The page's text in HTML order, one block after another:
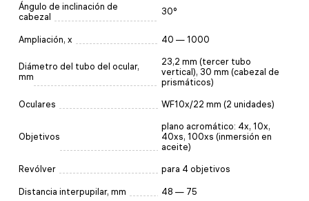
Ángulo de inclinación de
cabezal
30°
Ampliación, x 40 — 1000
Diámetro del tubo del ocular,
mm
23,2 mm (tercer tubo
vertical), 30 mm (cabezal de
prismáticos)
Oculares WF10x/22 mm (2 unidades)
Objetivos
plano acromático: 4x, 10x,
40xs, 100xs (inmersión en
aceite)
Revólver para 4 objetivos
Distancia interpupilar, mm 48 — 75